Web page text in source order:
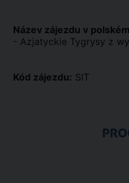
Název zájezdu v
- Azjatyckie Tygrysy z
Kód zájezdu: SIT